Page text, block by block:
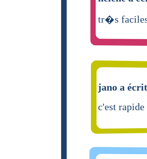
tr�s
jano a
c'est